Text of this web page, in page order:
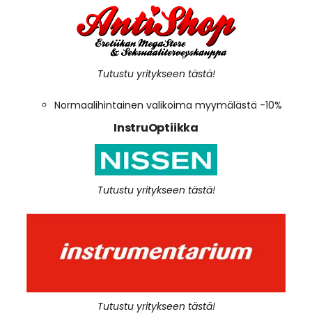
Tutustu yritykseen tästä!
Normaalihintainen valikoima myymälästä -10%
InstruOptiikka
Tutustu yritykseen tästä!
Tutustu yritykseen tästä!